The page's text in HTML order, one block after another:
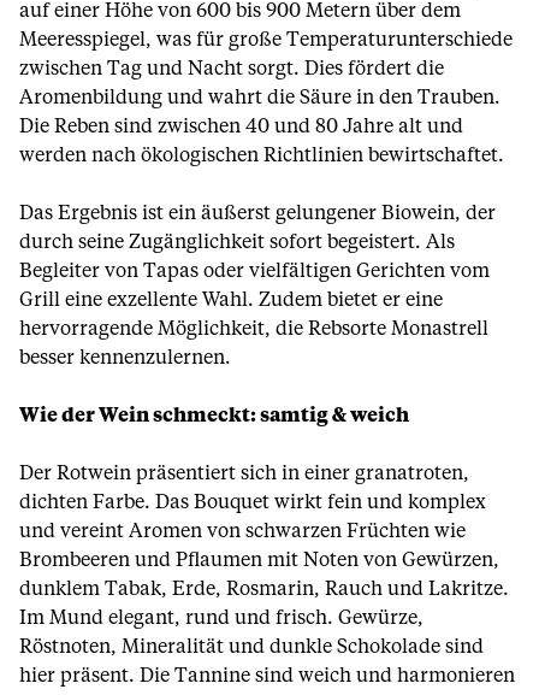
auf einer Höhe von 600 bis 900 Metern über dem
Meeresspiegel, was für große Temperaturunterschiede
zwischen Tag und Nacht sorgt. Dies fördert die
Aromenbildung und wahrt die Säure in den Trauben.
Die Reben sind zwischen 40 und 80 Jahre alt und
werden nach ökologischen Richtlinien bewirtschaftet.
Das Ergebnis ist ein äußerst gelungener Biowein, der
durch seine Zugänglichkeit sofort begeistert. Als
Begleiter von Tapas oder vielfältigen Gerichten vom
Grill eine exzellente Wahl. Zudem bietet er eine
hervorragende Möglichkeit, die Rebsorte Monastrell
besser kennenzulernen.
Wie der Wein schmeckt: samtig & weich
Der Rotwein präsentiert sich in einer granatroten,
dichten Farbe. Das Bouquet wirkt fein und komplex
und vereint Aromen von schwarzen Früchten wie
Brombeeren und Pflaumen mit Noten von Gewürzen,
dunklem Tabak, Erde, Rosmarin, Rauch und Lakritze.
Im Mund elegant, rund und frisch. Gewürze,
Röstnoten, Mineralität und dunkle Schokolade sind
hier präsent. Die Tannine sind weich und harmonieren